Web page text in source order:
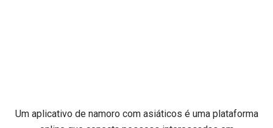
Um aplicativo de namoro com asiáticos é uma plataforma